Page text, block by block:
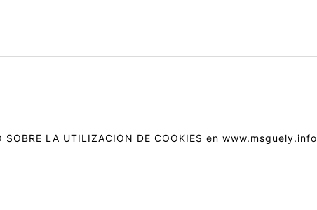
SOBRE LA UTILIZACION DE COOKIES en www.msguely.info